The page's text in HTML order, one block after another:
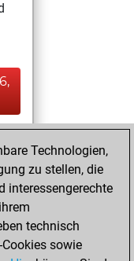
Technologien,
zu stellen, die
interessengerechte
technisch
sowie